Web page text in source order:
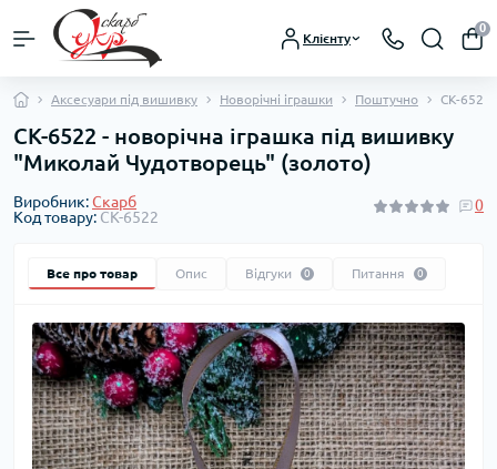
Клієнту
0
Аксесуари під вишивку Новорічні іграшки Поштучно СК-6522
СК-6522 - новорічна іграшка під вишивку
"Миколай Чудотворець" (золото)
Виробник:Скарб
Код товару: СК-6522
0
Все про товар Опис Відгуки 0 Питання 0